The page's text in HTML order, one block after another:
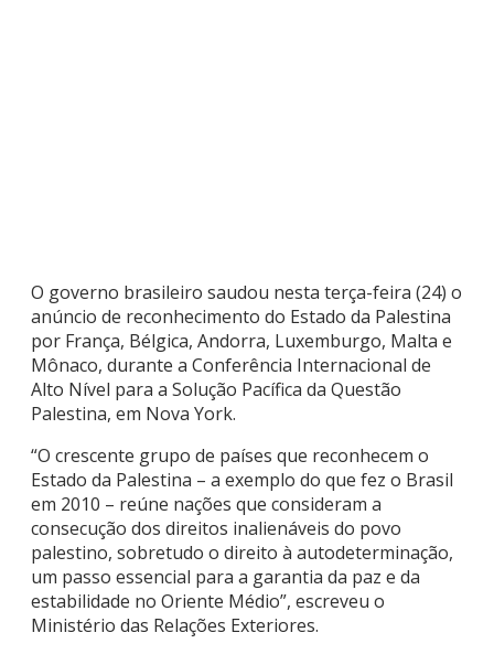
O governo brasileiro saudou nesta terça-feira (24) o
anúncio de reconhecimento do Estado da Palestina
por França, Bélgica, Andorra, Luxemburgo, Malta e
Mônaco, durante a Conferência Internacional de
Alto Nível para a Solução Pacífica da Questão
Palestina, em Nova York.
“O crescente grupo de países que reconhecem o
Estado da Palestina – a exemplo do que fez o Brasil
em 2010 – reúne nações que consideram a
consecução dos direitos inalienáveis do povo
palestino, sobretudo o direito à autodeterminação,
um passo essencial para a garantia da paz e da
estabilidade no Oriente Médio”, escreveu o
Ministério das Relações Exteriores.